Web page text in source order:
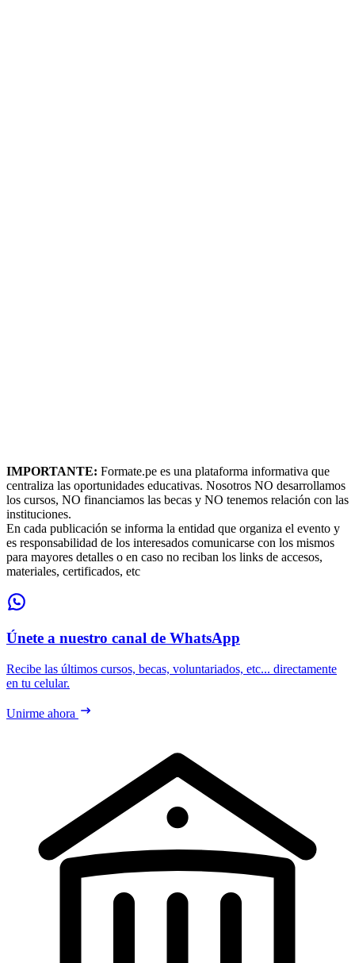
IMPORTANTE: Formate.pe es una plataforma informativa que
centraliza las oportunidades educativas. Nosotros NO desarrollamos
los cursos, NO financiamos las becas y NO tenemos relación con las
instituciones.
En cada publicación se informa la entidad que organiza el evento y
es responsabilidad de los interesados comunicarse con los mismos
para mayores detalles o en caso no reciban los links de accesos,
materiales, certificados, etc
Únete a nuestro canal de WhatsApp
Recibe las últimos cursos, becas, voluntariados, etc... directamente
en tu celular.
Unirme ahora